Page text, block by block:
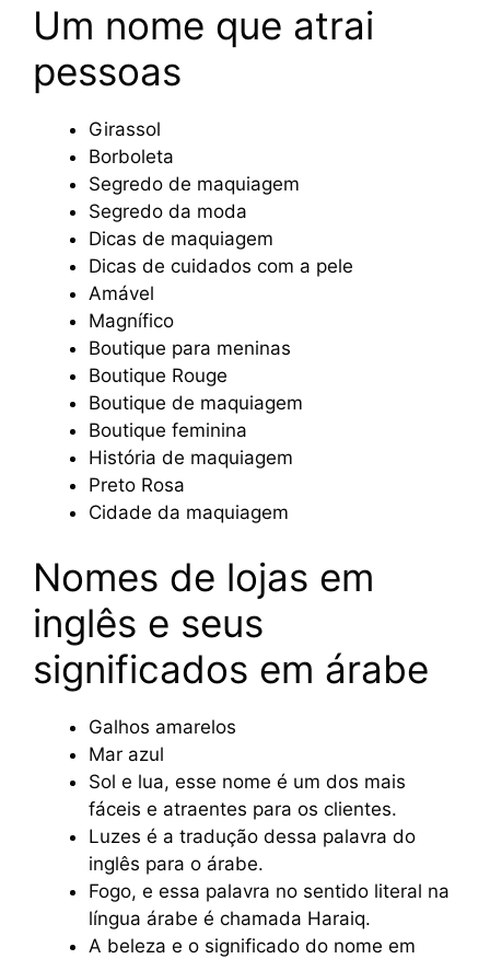
Um nome que atrai
pessoas
Girassol
Borboleta
Segredo de maquiagem
Segredo da moda
Dicas de maquiagem
Dicas de cuidados com a pele
Amável
Magnífico
Boutique para meninas
Boutique Rouge
Boutique de maquiagem
Boutique feminina
História de maquiagem
Preto Rosa
Cidade da maquiagem
Nomes de lojas em
inglês e seus
significados em árabe
Galhos amarelos
Mar azul
Sol e lua, esse nome é um dos mais
fáceis e atraentes para os clientes.
Luzes é a tradução dessa palavra do
inglês para o árabe.
Fogo, e essa palavra no sentido literal na
língua árabe é chamada Haraiq.
A beleza e o significado do nome em